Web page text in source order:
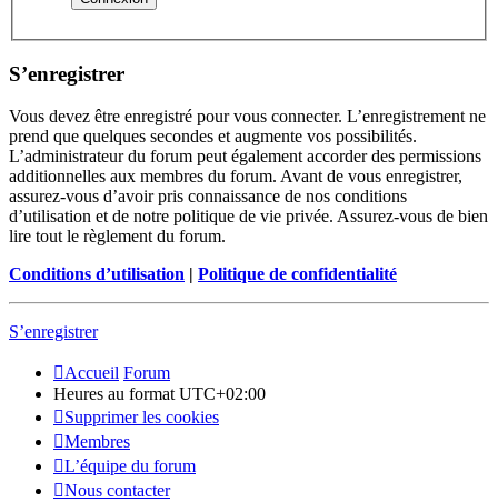
S’enregistrer
Vous devez être enregistré pour vous connecter. L’enregistrement ne
prend que quelques secondes et augmente vos possibilités.
L’administrateur du forum peut également accorder des permissions
additionnelles aux membres du forum. Avant de vous enregistrer,
assurez-vous d’avoir pris connaissance de nos conditions
d’utilisation et de notre politique de vie privée. Assurez-vous de bien
lire tout le règlement du forum.
Conditions d’utilisation | Politique de confidentialité
S’enregistrer
Accueil Forum
Heures au format UTC+02:00
Supprimer les cookies
Membres
L’équipe du forum
Nous contacter